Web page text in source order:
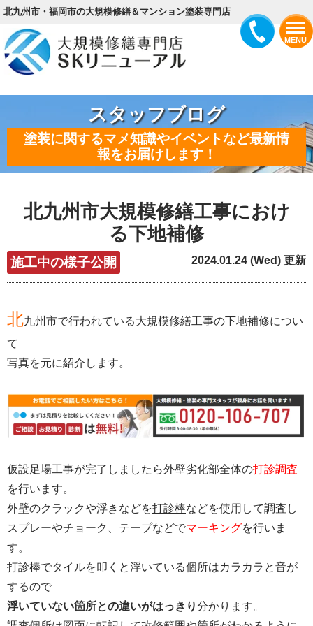
MENU
北九州市・福岡市の大規模修繕＆マンション塗装専門店
スタッフブログ
塗装に関するマメ知識やイベントなど最新情
報をお届けします！
北九州市大規模修繕工事におけ
る下地補修
施工中の様子公開 2024.01.24 (Wed) 更新
北九州市で行われている大規模修繕工事の下地補修につい
て
写真を元に紹介します。
仮設足場工事が完了しましたら外壁劣化部全体の打診調査
を行います。
外壁のクラックや浮きなどを打診棒などを使用して調査し
スプレーやチョーク、テープなどでマーキングを行いま
す。
打診棒でタイルを叩くと浮いている個所はカラカラと音が
するので
浮いていない箇所との違いがはっきり分かります。